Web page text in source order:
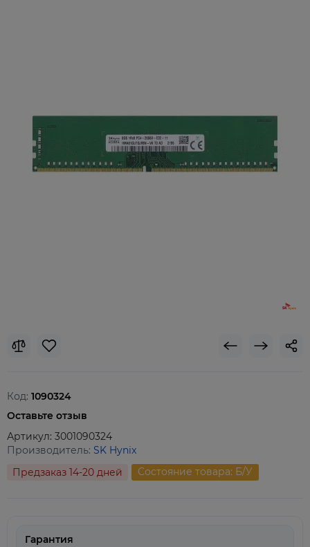
Код: 1090324
Оставьте отзыв
Артикул: 3001090324
Производитель: SK Hynix
Предзаказ 14-20 дней
Состояние товара: Б/У
Гарантия